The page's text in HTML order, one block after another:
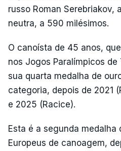
russo Roman Serebriakov,
neutra, a 590 milésimos.
O canoísta de 45 anos,
nos Jogos Paralímpicos
sua quarta medalha de
categoria, depois de 2021
e 2025 (Racice).
Esta é a segunda medalha
Europeus de canoagem,